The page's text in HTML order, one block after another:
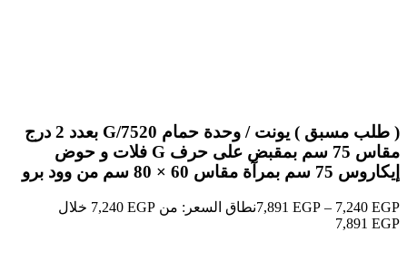
( طلب مسبق ) يونت / وحدة حمام G/7520 بعدد 2 درج
مقاس 75 سم بمقبض على حرف G فلات و حوض
إيكاروس 75 سم بمرآة مقاس 60 × 80 سم من وود برو
7,240 EGP
–
7,891 EGP
نطاق السعر: من ⁦7,240 EGP⁩ خلال